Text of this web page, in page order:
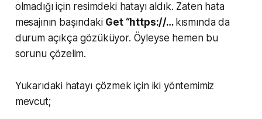
olmadığı için resimdeki hatayı aldık. Zaten hata
mesajının başındaki Get “https://… kısmında da
durum açıkça gözüküyor. Öyleyse hemen bu
sorunu çözelim.
Yukarıdaki hatayı çözmek için iki yöntemimiz
mevcut;